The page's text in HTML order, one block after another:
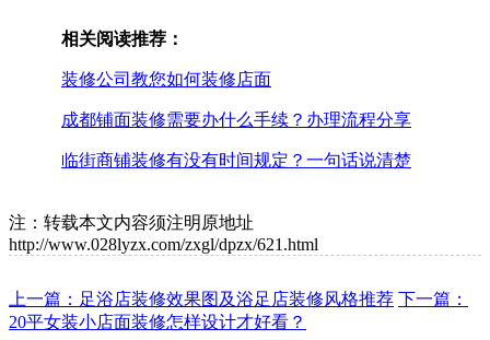
相关阅读推荐：
装修公司教您如何装修店面
成都铺面装修需要办什么手续？办理流程分享
临街商铺装修有没有时间规定？一句话说清楚
注：转载本文内容须注明原地址
http://www.028lyzx.com/zxgl/dpzx/621.html
上一篇：足浴店装修效果图及浴足店装修风格推荐 下一篇：
20平女装小店面装修怎样设计才好看？